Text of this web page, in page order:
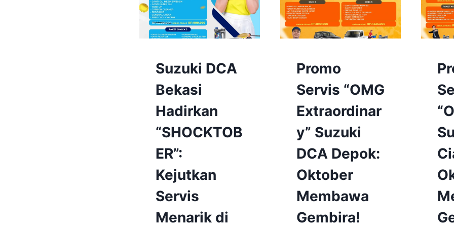
BENGKEL
&
&
SUZUKI
BEKASI
|
BERITA
&
EVENT
BERITA
EVENT
Suzuki DCA
Bekasi
Hadirkan
“SHOCKTOB
ER”:
Kejutkan
Servis
Menarik di
BENGKEL
&
|
&
SUZUKI
DEPOK
|
BERITA
&
EVENT
BERITA
EVENT
Promo
Servis “OMG
Extraordinar
y” Suzuki
DCA Depok:
Oktober
Membawa
Gembira!
&
|
&
|
&